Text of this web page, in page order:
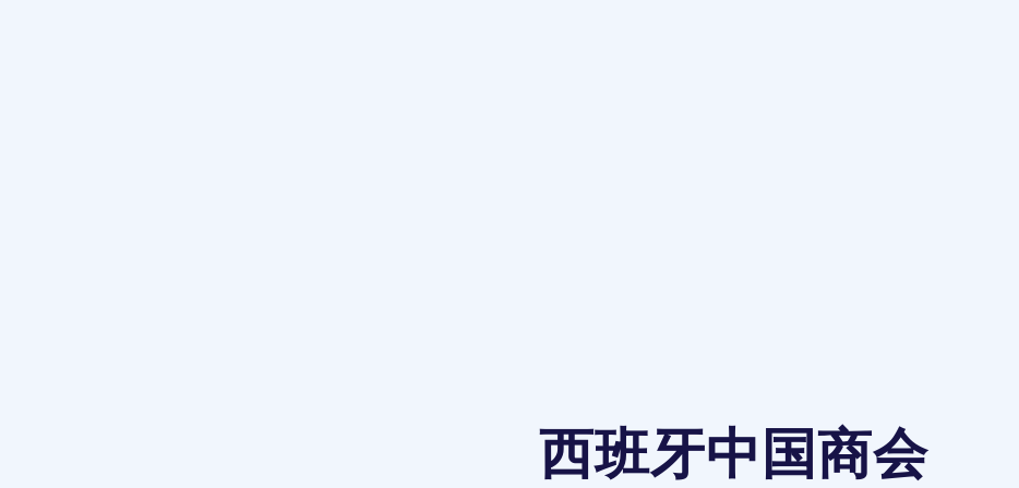
西班牙中国商会